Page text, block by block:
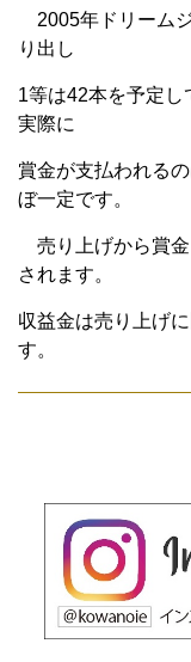
2005年ドリーム
り出し
1等は42本を予定し
実際に
賞金が支払われる
ぼ一定です。
売り上げから賞金
されます。
収益金は売り上げ
す。